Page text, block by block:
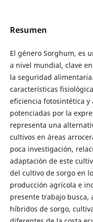
Resumen
El género Sorghum, es
a nivel mundial, clave
la seguridad
características
eficiencia fotosintética y
potenciadas por la
representa una
cultivos en áreas
poca investigación,
adaptación de este
del cultivo de sorgo en
producción agrícola e
presente trabajo busca,
híbridos de sorgo,